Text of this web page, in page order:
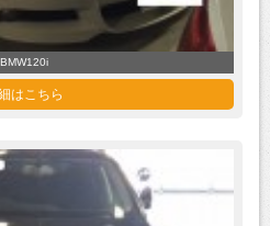
BMW120i
はこちら